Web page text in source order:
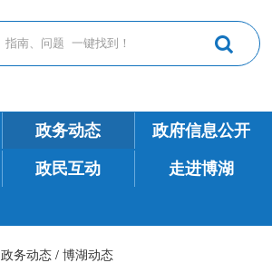
政务动态 政府信息公开
政民互动 走进博湖
政务动态 / 博湖动态